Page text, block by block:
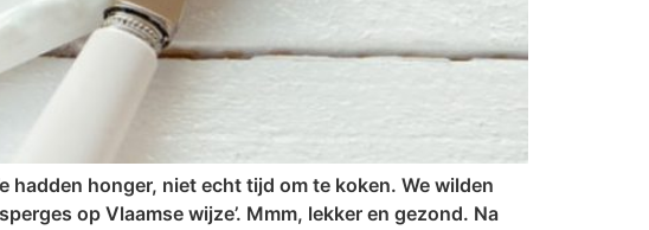
hadden honger, niet echt tijd om te koken. We wilden
op Vlaamse wijze’. Mmm, lekker en gezond. Na